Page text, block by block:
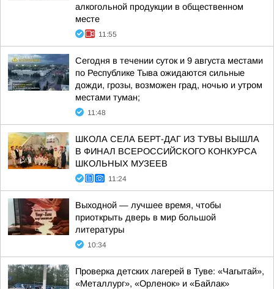
алкогольной продукции в общественном
месте
11:55
Сегодня в течении суток и 9 августа местами
по Республике Тыва ожидаются сильные
дожди, грозы, возможен град, ночью и утром
местами туман;
11:48
ШКОЛА СЕЛА БЕРТ-ДАГ ИЗ ТУВЫ ВЫШЛА
В ФИНАЛ ВСЕРОССИЙСКОГО КОНКУРСА
ШКОЛЬНЫХ МУЗЕЕВ
11:24
Выходной — лучшее время, чтобы
приоткрыть дверь в мир большой
литературы
10:34
Проверка детских лагерей в Туве: «Чагытай»,
«Металлург», «Орленок» и «Байлак»